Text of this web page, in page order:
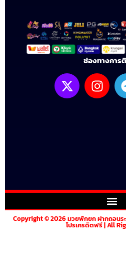
ช่องทางการ
Copyright © 2026 มวยพักยก ฝากถอนร
โปรเครดิตฟรี | All